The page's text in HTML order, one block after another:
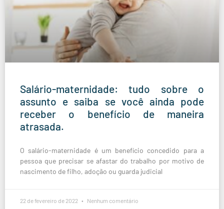
Salário-maternidade: tudo sobre o
assunto e saiba se você ainda pode
receber o benefício de maneira
atrasada.
O salário-maternidade é um benefício concedido para a
pessoa que precisar se afastar do trabalho por motivo de
nascimento de filho, adoção ou guarda judicial
22 de fevereiro de 2022 Nenhum comentário